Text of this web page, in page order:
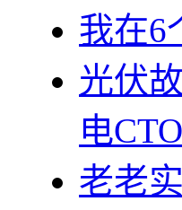
我在6
光伏
电
老老